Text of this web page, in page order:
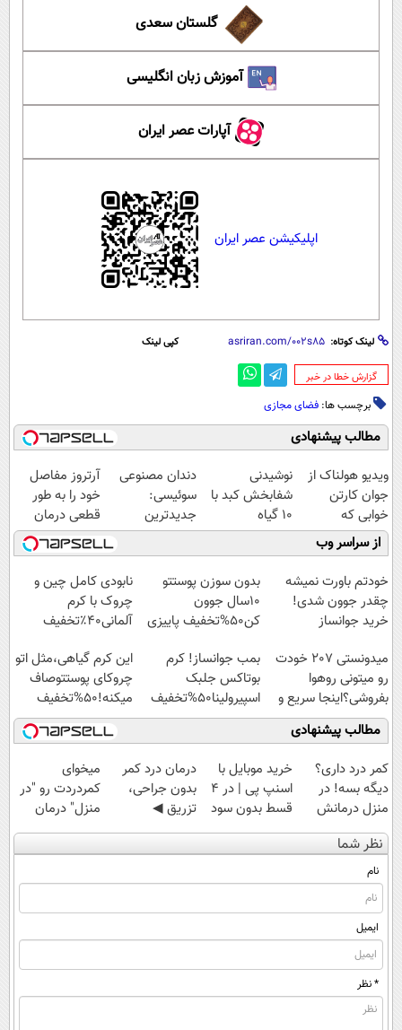
گلستان سعدی
آموزش زبان انگلیسی
آپارات عصر ایران
اپلیکیشن عصر ایران
لینک کوتاه: کپی لینک
‌گزارش خطا در خبر
برچسب ها: فضای مجازی
مطالب پیشنهادی
ویدیو هولناک از
جوان کارتن
خوابی که
میلیاردر شد.
آموزش رایگان
نوشیدنی
شفابخش کبد با
10 گیاه
موثر(تخفیف تا
امشب)
دندان مصنوعی
سوئیسی:
جدیدترین
فناوری اروپا،
سبک و مقاوم |
پرداخت قسطی
آرتروز مفاصل
خود را به طور
قطعی درمان
کنید!
◗پرسش‌نامه◖
از سراسر وب
خودتم باورت نمیشه
چقدر جوون شدی!
خرید جوانساز
ویژه
بدون سوزن پوستتو
10سال جوون
کن50%تخفیف پاییزی
نابودی کامل چین و
چروک با کرم
آلمانی۴۰٪تخفیف
میدونستی 207 خودت
رو میتونی روهوا
بفروشی؟اینجا سریع و
راحت بفروش
بمب جوانساز! کرم
بوتاکس جلبک
اسپیرولینا50%تخفیف
این کرم گیاهی،مثل اتو
چروکای پوستتوصاف
میکنه!50%تخفیف
مطالب پیشنهادی
کمر درد داری؟
دیگه بسه! در
منزل درمانش
کن
(◀پرسش‌نامه)
خرید موبایل با
اسنپ پی | در ۴
قسط بدون سود
و کارمزد!
درمان درد کمر
بدون جراحی،
تزریق ◀
پرسش‌نامه رو پر
کن ▶
میخوای
کمردردت رو "در
منزل" درمان
کنی؟ (◂فیلم +
◂پرسش‌نامه)
نظر شما
نام
ایمیل
* نظر